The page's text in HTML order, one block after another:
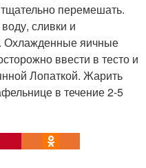
перемешать.
сливки и
Охлажденные яичные
ввести в тесто и
Лопаткой. Жарить
в течение 2-5